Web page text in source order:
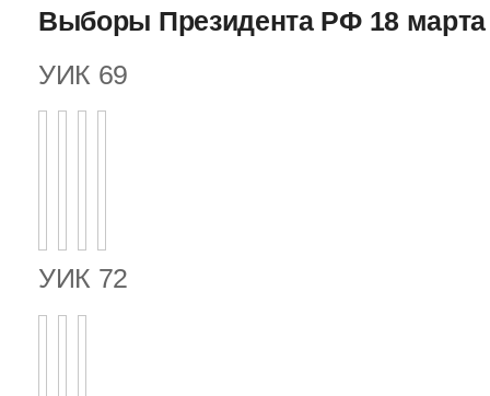
Выборы Президента РФ 18 марта
УИК 69
УИК 72